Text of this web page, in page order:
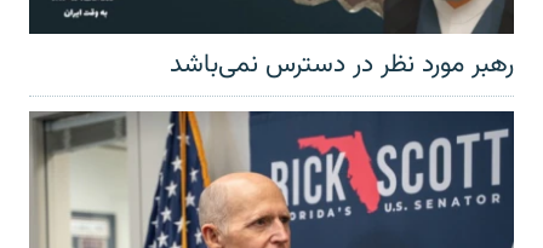
رهبر مورد نظر در دسترس نمی‌باشد